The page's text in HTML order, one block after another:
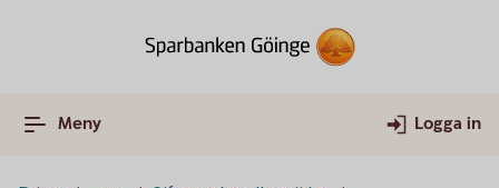
Meny Logga in